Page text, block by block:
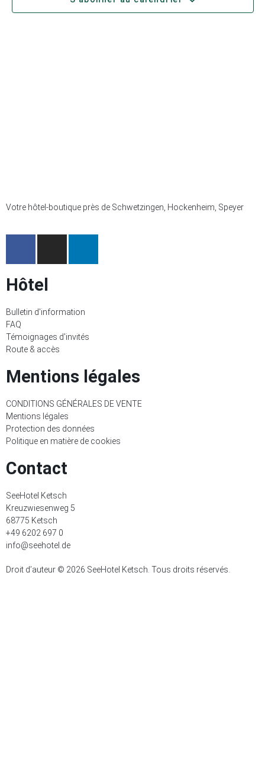
Votre hôtel-boutique près de Schwetzingen, Hockenheim, Speyer
Hôtel
Bulletin d'information
FAQ
Témoignages d'invités
Route & accès
Mentions légales
CONDITIONS GÉNÉRALES DE VENTE
Mentions légales
Protection des données
Politique en matière de cookies
Contact
SeeHotel Ketsch
Kreuzwiesenweg 5
68775 Ketsch
+49 6202 697 0
info@seehotel.de
Droit d’auteur © 2026 SeeHotel Ketsch. Tous droits réservés.